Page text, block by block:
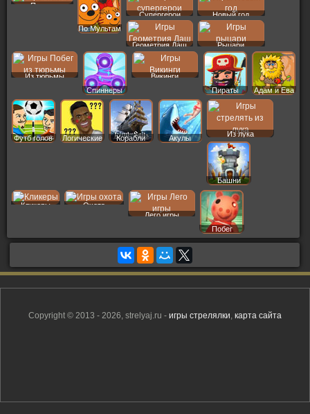
Пазлы
По Мультам
Супергерои Новый год
Геометрия Даш Рыцари
Из тюрьмы
Спиннеры
Викинги
Пираты
Адам и Ева
Футб голов Логические Корабли Акулы
Из лука
Башни
Кликеры
Охота
Лего игры
Побег
Copyright © 2013 - 2026, strelyaj.ru - игры стрелялки карта сайта